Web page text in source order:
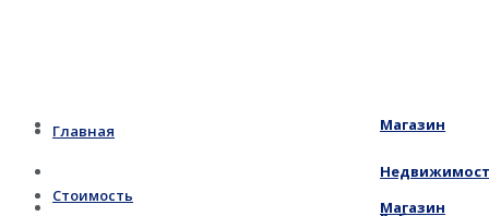
Главная
Стоимость
Магазин
Магазин